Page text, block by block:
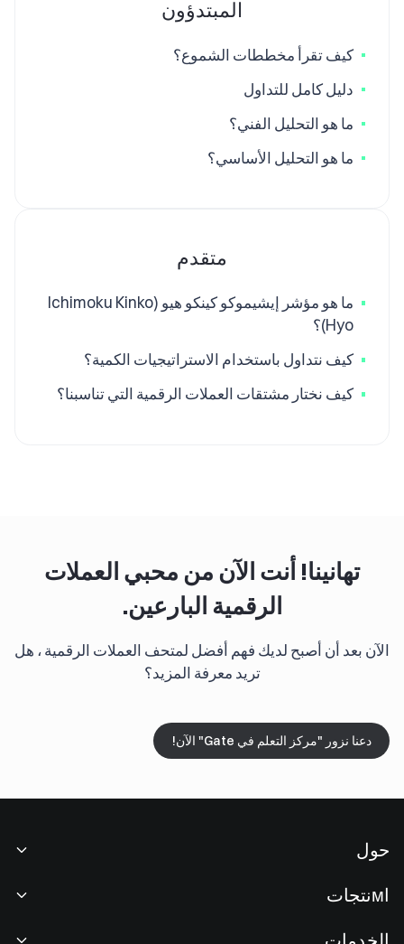
المبتدؤون
كيف تقرأ مخططات الشموع؟
دليل كامل للتداول
ما هو التحليل الفني؟
ما هو التحليل الأساسي؟
متقدم
ما هو مؤشر إيشيموكو كينكو هيو (Ichimoku Kinko
Hyo)؟
كيف نتداول باستخدام الاستراتيجيات الكمية؟
كيف نختار مشتقات العملات الرقمية التي تناسبنا؟
تهانينا! أنت الآن من محبي العملات
الرقمية البارعين.
الآن بعد أن أصبح لديك فهم أفضل لمتحف العملات الرقمية ، هل
تريد معرفة المزيد؟
دعنا نزور "مركز التعلم في Gate" الآن!
حول
اмنتجات